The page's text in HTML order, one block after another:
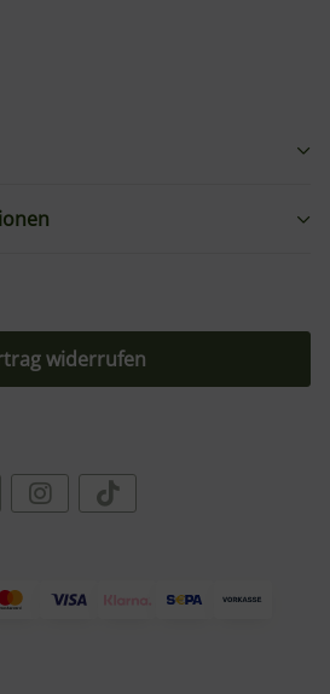
widerrufen